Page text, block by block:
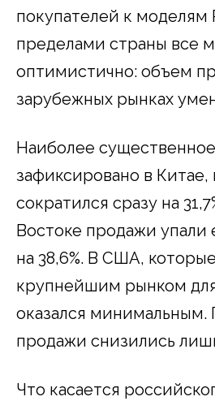
покупателей к моделям
пределами страны все
оптимистично: объем
зарубежных рынках
Наиболее
зафиксировано в Китае,
сократился сразу на
Востоке продажи
на 38,6%. В США,
крупнейшим рынком
оказался минимальным.
продажи снизились
Что касается